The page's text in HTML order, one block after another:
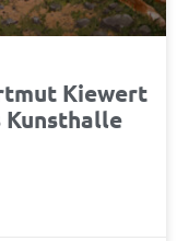
Kiewert
Kunsthalle